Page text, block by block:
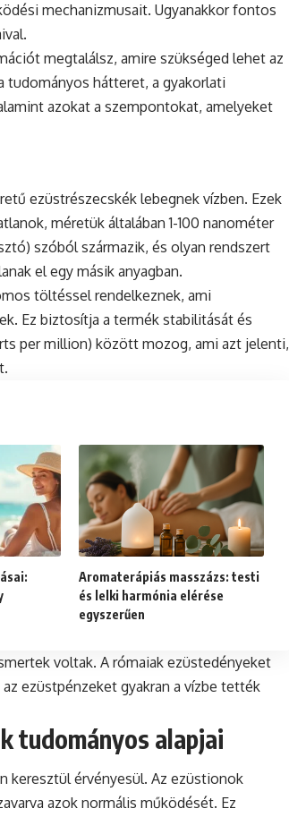
mechanizmusait. Ugyanakkor fontos
megtalálsz, amire szükséged lehet az
tudományos hátteret, a gyakorlati
azokat a szempontokat, amelyeket
ezüstrészecskék lebegnek vízben. Ezek
méretük általában 1-100 nanométer
szóból származik, és olyan rendszert
el egy másik anyagban.
töltéssel rendelkeznek, ami
Ez biztosítja a termék stabilitását és
per million) között mozog, ami azt jelenti,
Aromaterápiás masszázs: testi
és lelki harmónia elérése
egyszerűen
voltak. A rómaiak ezüstedényeket
ezüstpénzeket gyakran a vízbe tették
tudományos alapjai
keresztül érvényesül. Az ezüstionok
azok normális működését. Ez